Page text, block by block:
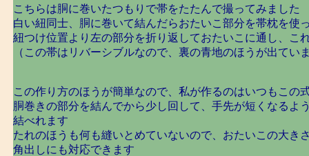
こちらは胴に巻いたつもりで帯をたたんで撮ってみまし
白い紐同士、胴に巻いて結んだらおたいこ部分を帯枕を使
紐つけ位置より左の部分を折り返しておたいこに通し、こ
（この帯はリバーシブルなので、裏の青地のほうが出てい
この作り方のほうが簡単なので、私が作るのはいつもこの
胴巻きの部分を結んでから少し回して、手先が短くなるよ
結べれます
たれのほうも何も縫いとめていないので、おたいこの大き
角出しにも対応できます